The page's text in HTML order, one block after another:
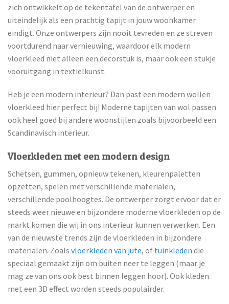
zich ontwikkelt op de tekentafel van de ontwerper en
uiteindelijk als een prachtig tapijt in jouw woonkamer
eindigt. Onze ontwerpers zijn nooit tevreden en ze streven
voortdurend naar vernieuwing, waardoor elk modern
vloerkleed niet alleen een decorstuk is, maar ook een stukje
vooruitgang in textielkunst.
Heb je een modern interieur? Dan past een modern wollen
vloerkleed hier perfect bij! Moderne tapijten van wol passen
ook heel goed bij andere woonstijlen zoals bijvoorbeeld een
Scandinavisch interieur.
Vloerkleden met een modern design
Schetsen, gummen, opnieuw tekenen, kleurenpaletten
opzetten, spelen met verschillende materialen,
verschillende poolhoogtes. De ontwerper zorgt ervoor dat er
steeds weer nieuwe en bijzondere moderne vloerkleden op de
markt komen die wij in ons interieur kunnen verwerken. Een
van de nieuwste trends zijn de vloerkleden in bijzondere
materialen. Zoals vloerkleden van jute, of tuinkleden die
speciaal gemaakt zijn om buiten neer te leggen (maar je
mag ze van ons ook best binnen leggen hoor). Ook kleden
met een 3D effect worden steeds populairder.